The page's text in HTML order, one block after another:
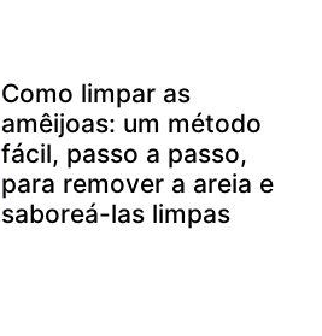
Como limpar as
amêijoas: um método
fácil, passo a passo,
para remover a areia e
saboreá-las limpas